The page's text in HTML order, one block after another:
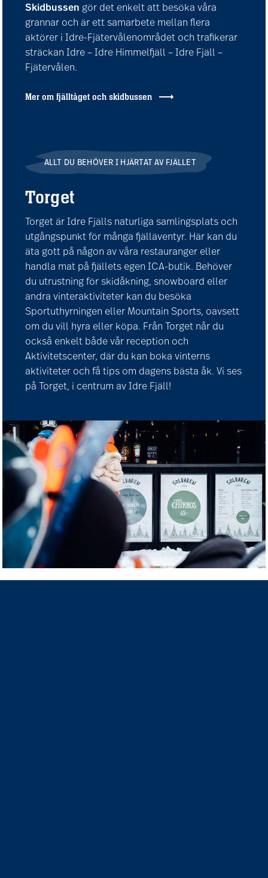
Skidbussen gör det enkelt att besöka våra
grannar och är ett samarbete mellan flera
aktörer i Idre-Fjätervålenområdet och trafikerar
sträckan Idre – Idre Himmelfjäll – Idre Fjäll –
Fjätervålen.
Mer om fjälltåget och skidbussen
ALLT DU BEHÖVER I HJÄRTAT AV FJÄLLET
Torget
Torget är Idre Fjälls naturliga samlingsplats och
utgångspunkt för många fjälläventyr. Här kan du
äta gott på någon av våra restauranger eller
handla mat på fjällets egen ICA-butik. Behöver
du utrustning för skidåkning, snowboard eller
andra vinteraktiviteter kan du besöka
Sportuthyrningen eller Mountain Sports, oavsett
om du vill hyra eller köpa. Från Torget når du
också enkelt både vår reception och
Aktivitetscenter, där du kan boka vinterns
aktiviteter och få tips om dagens bästa åk. Vi ses
på Torget, i centrum av Idre Fjäll!